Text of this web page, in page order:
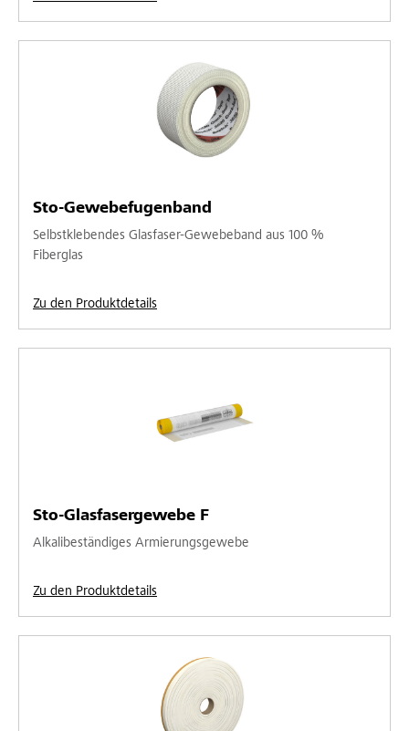
Sto-Gewebefugenband
Selbstklebendes Glasfaser-Gewebeband aus 100 %
Fiberglas
Zu den Produktdetails
Sto-Glasfasergewebe F
Alkalibeständiges Armierungsgewebe
Zu den Produktdetails